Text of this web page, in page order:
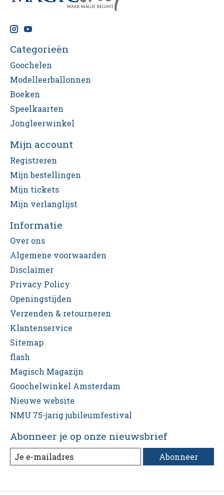
Categorieën
Goochelen
Modelleerballonnen
Boeken
Speelkaarten
Jongleerwinkel
Mijn account
Registreren
Mijn bestellingen
Mijn tickets
Mijn verlanglijst
Informatie
Over ons
Algemene voorwaarden
Disclaimer
Privacy Policy
Openingstijden
Verzenden & retourneren
Klantenservice
Sitemap
flash
Magisch Magazijn
Goochelwinkel Amsterdam
Nieuwe website
NMU 75-jarig jubileumfestival
Abonneer je op onze nieuwsbrief
Abonneer